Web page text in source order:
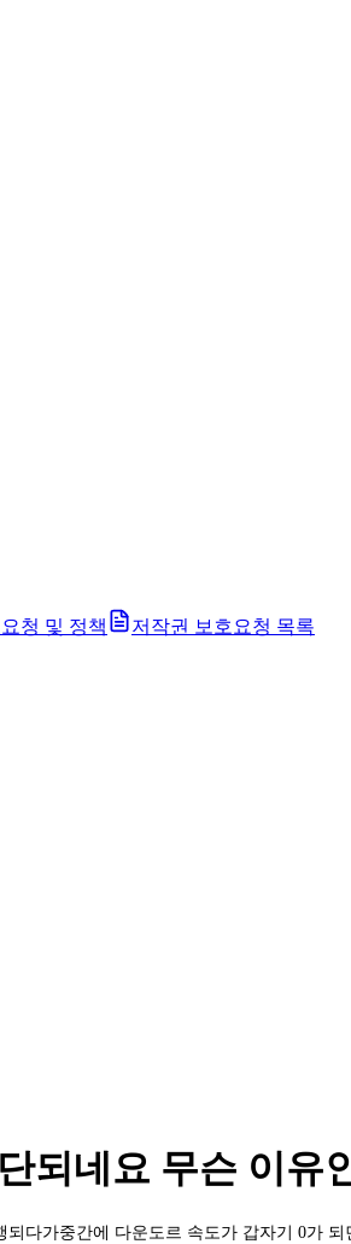
청 및 정책 저작권 보호요청 목록
되네요 무슨 이유
다가중간에 다운도르 속도가 갑자기 0가